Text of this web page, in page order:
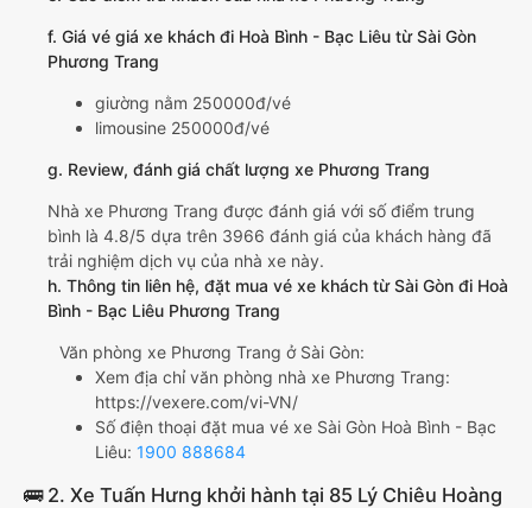
f. Giá vé giá xe khách đi Hoà Bình - Bạc Liêu từ Sài Gòn
Phương Trang
giường nằm 250000đ/vé
limousine 250000đ/vé
g. Review, đánh giá chất lượng xe Phương Trang
Nhà xe Phương Trang được đánh giá với số điểm trung
bình là 4.8/5 dựa trên 3966 đánh giá của khách hàng đã
trải nghiệm dịch vụ của nhà xe này.
h. Thông tin liên hệ, đặt mua vé xe khách từ Sài Gòn đi Hoà
Bình - Bạc Liêu Phương Trang
Văn phòng xe Phương Trang ở Sài Gòn:
Xem địa chỉ văn phòng nhà xe Phương Trang:
https://vexere.com/vi-VN/
Số điện thoại đặt mua vé xe Sài Gòn Hoà Bình - Bạc
Liêu: 1900 888684
🚌 2. Xe Tuấn Hưng khởi hành tại 85 Lý Chiêu Hoàng